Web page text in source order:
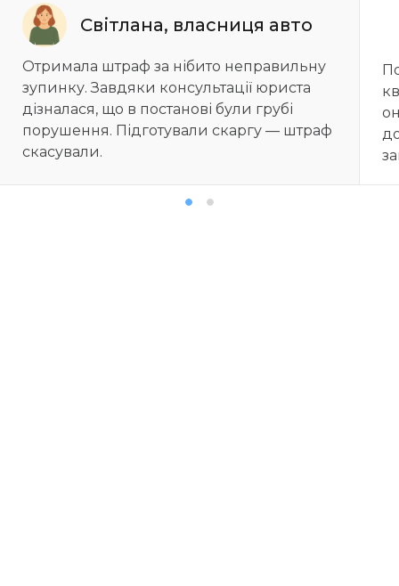
Світлана, власниця авто
Отримала штраф за нібито неправильну
зупинку. Завдяки консультації юриста
дізналася, що в постанові були грубі
порушення. Підготували скаргу — штраф
скасували.